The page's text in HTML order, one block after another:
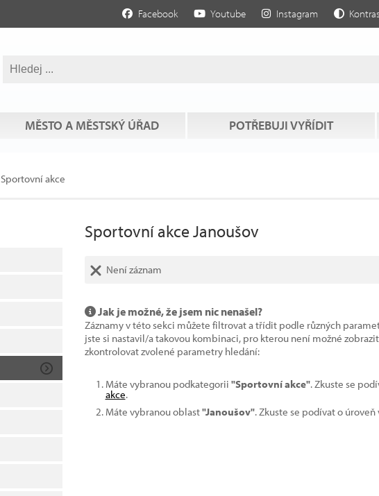
Facebook Youtube Instagram
MĚSTO A MĚSTSKÝ ÚŘAD POTŘEBUJI VYŘÍDIT
Sportovní akce
Sportovní akce Janoušov
Není záznam
Jak je možné, že jsem nic nenašel?
Záznamy v této sekci můžete filtrovat a třídit podle různých
jste si nastavil/a takovou kombinaci, pro kterou není možné
zkontrolovat zvolené parametry hledání:
Máte vybranou podkategorii "Sportovní akce". Zkuste se
akce.
Máte vybranou oblast"Janoušov". Zkuste se podívat o úroveň